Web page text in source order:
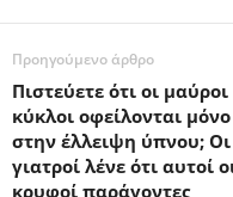
Προηγούμενο άρθρο
Πιστεύετε ότι οι μαύροι
κύκλοι οφείλονται μόνο
στην έλλειψη ύπνου; Οι
γιατροί λένε ότι αυτοί
κρυφοί παράγοντες